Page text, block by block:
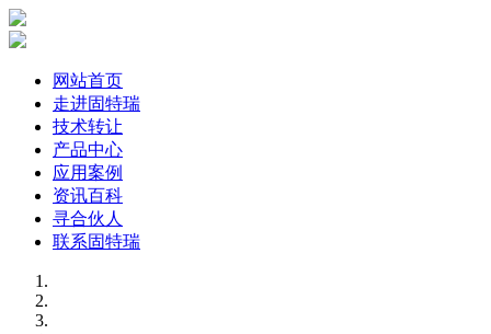
网站首页
走进固特瑞
技术转让
产品中心
应用案例
资讯百科
寻合伙人
联系固特瑞